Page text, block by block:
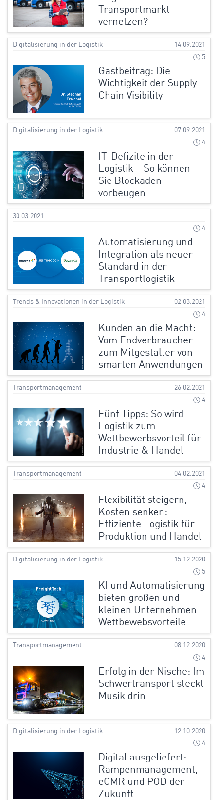
Transportmarkt
vernetzen?
Digitalisierung in der Logistik
14.09.2021
5
Gastbeitrag: Die
Wichtigkeit der Supply
Chain Visibility
Digitalisierung in der Logistik
07.09.2021
4
IT-Defizite in der
Logistik – So können
Sie Blockaden
vorbeugen
30.03.2021
4
Automatisierung und
Integration als neuer
Standard in der
Transportlogistik
Trends & Innovationen in der Logistik
02.03.2021
4
Kunden an die Macht:
Vom Endverbraucher
zum Mitgestalter von
smarten Anwendungen
Transportmanagement
26.02.2021
4
Fünf Tipps: So wird
Logistik zum
Wettbewerbsvorteil für
Industrie & Handel
Transportmanagement
04.02.2021
4
Flexibilität steigern,
Kosten senken:
Effiziente Logistik für
Produktion und Handel
Digitalisierung in der Logistik
15.12.2020
5
KI und Automatisierung
bieten großen und
kleinen Unternehmen
Wettbewebsvorteile
Transportmanagement
08.12.2020
4
Erfolg in der Nische: Im
Schwertransport steckt
Musik drin
Digitalisierung in der Logistik
12.10.2020
4
Digital ausgeliefert:
Rampenmanagement,
eCMR und POD der
Zukunft